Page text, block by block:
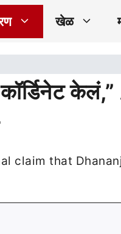
खेळ
कॉर्डिनेट
claim that